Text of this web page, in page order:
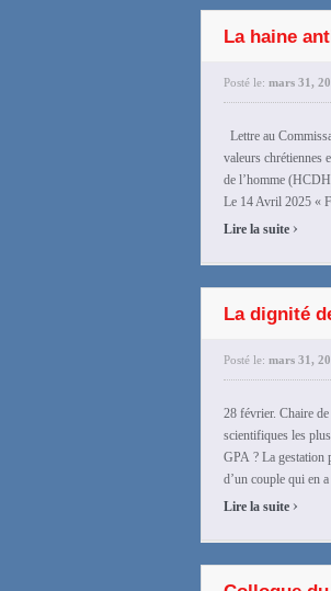
La haine
Posté le: mars 31,
Lettre au
valeurs chrétiennes
de l’homme
Le 14 Avril 2025 «
Lire la suite ›
La dignité
Posté le: mars 31,
28 février. Chaire
scientifiques les
GPA ? La gestation
d’un couple qui en
Lire la suite ›